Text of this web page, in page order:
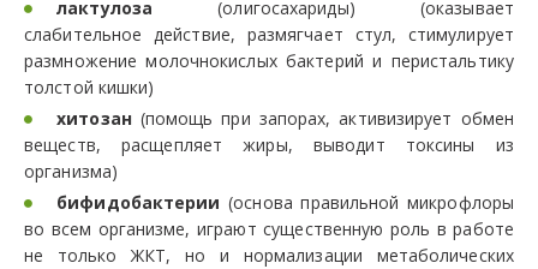
лактулоза (олигосахариды) (оказывает
слабительное действие, размягчает стул, стимулирует
размножение молочнокислых бактерий и перистальтику
толстой кишки)
хитозан(помощь при запорах, активизирует обмен
веществ, расщепляет жиры, выводит токсины из
организма)
бифидобактерии (основа правильной микрофлоры
во всем организме, играют существенную роль в работе
не только ЖКТ, но и нормализации метаболических